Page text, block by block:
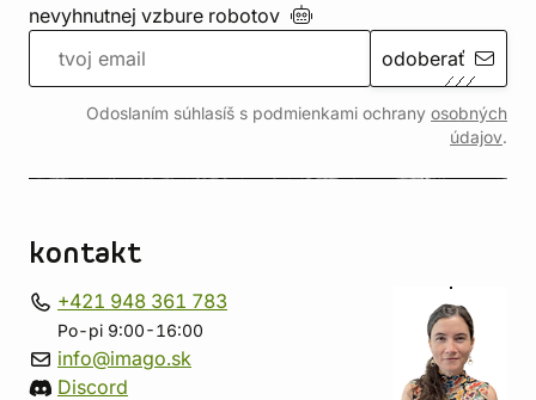
nevyhnutnej vzbure robotov
odoberať
Odoslaním súhlasíš s podmienkami ochrany osobných
údajov.
kontakt
+421 948 361 783
Po-pi 9:00-16:00
info@imago.sk
Discord